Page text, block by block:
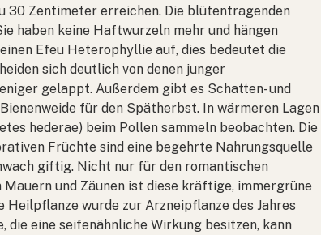
30 Zentimeter erreichen. Die blütentragenden
haben keine Haftwurzeln mehr und hängen
Efeu Heterophyllie auf, dies bedeutet die
sich deutlich von denen junger
gelappt. Außerdem gibt es Schatten- und
für den Spätherbst. In wärmeren Lagen
hederae) beim Pollen sammeln beobachten. Die
Früchte sind eine begehrte Nahrungsquelle
giftig. Nicht nur für den romantischen
und Zäunen ist diese kräftige, immergrüne
wurde zur Arzneipflanze des Jahres
die eine seifenähnliche Wirkung besitzen, kann